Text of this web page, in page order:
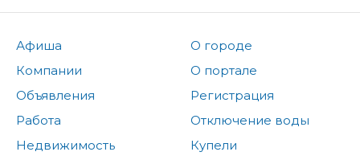
Афиша
Компании
Объявления
Работа
Недвижимость
О городе
О портале
Регистрация
Отключение воды
Купели